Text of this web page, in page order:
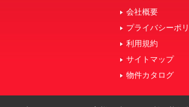
会社概要
プライバシーポ
利用規約
サイトマップ
物件カタログ